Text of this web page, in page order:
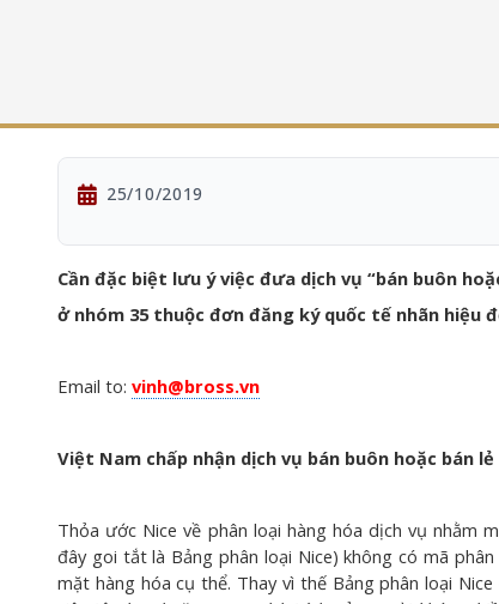
25/10/2019
Cần đặc biệt lưu ý việc đưa dịch vụ “bán buôn
ở nhóm 35 thuộc đơn đăng ký quốc tế nhãn hiệu
Email to: vinh@bross.vn
Việt Nam chấp nhận dịch vụ bán buôn hoặc bán
Thỏa ước Nice về phân loại hàng hóa dịch vụ nhằm
đây goi tắt là Bảng phân loại Nice) không có mã
mặt hàng hóa cụ thể. Thay vì thế Bảng phân loại